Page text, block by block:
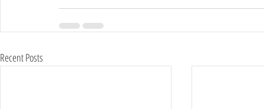
Recent Posts